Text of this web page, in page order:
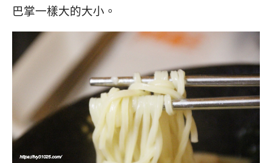
巴掌一樣大的大小。